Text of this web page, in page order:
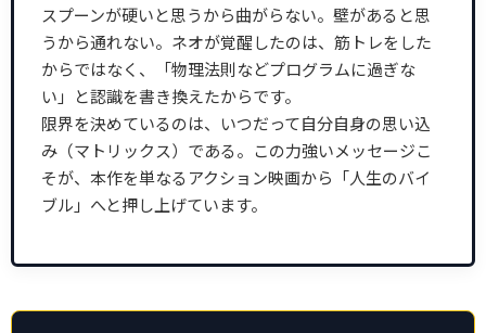
スプーンが硬いと思うから曲がらない。壁があると思
うから通れない。ネオが覚醒したのは、筋トレをした
からではなく、「物理法則などプログラムに過ぎな
い」と認識を書き換えたからです。
限界を決めているのは、いつだって自分自身の思い込
み（マトリックス）である。この力強いメッセージこ
そが、本作を単なるアクション映画から「人生のバイ
ブル」へと押し上げています。